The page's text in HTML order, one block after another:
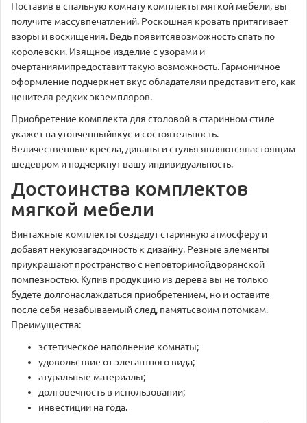
Поставив в спальную комнату комплекты мягкой мебели, вы
получите массувпечатлений. Роскошная кровать притягивает
взоры и восхищения. Ведь появитсявозможность спать по
королевски. Изящное изделие с узорами и
очертаниямипредоставит такую возможность. Гармоничное
оформление подчеркнет вкус обладателяи представит его, как
ценителя редких экземпляров.
Приобретение комплекта для столовой в старинном стиле
укажет на утонченныйвкус и состоятельность.
Величественные кресла, диваны и стулья являютсянастоящим
шедевром и подчеркнут вашу индивидуальность.
Достоинства комплектов
мягкой мебели
Винтажные комплекты создадут старинную атмосферу и
добавят некуюзагадочность к дизайну. Резные элементы
приукрашают пространство с неповторимойдворянской
помпезностью. Купив продукцию из дерева вы не только
будете долгонаслаждаться приобретением, но и оставите
после себя незабываемый след, памятьсвоим потомкам.
Преимущества:
эстетическое наполнение комнаты;
удовольствие от элегантного вида;
атуральные материалы;
долговечность в использовании;
инвестиции на года.